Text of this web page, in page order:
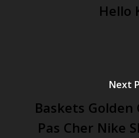
Hello
Next
Baskets Golden
Pas Cher Nike